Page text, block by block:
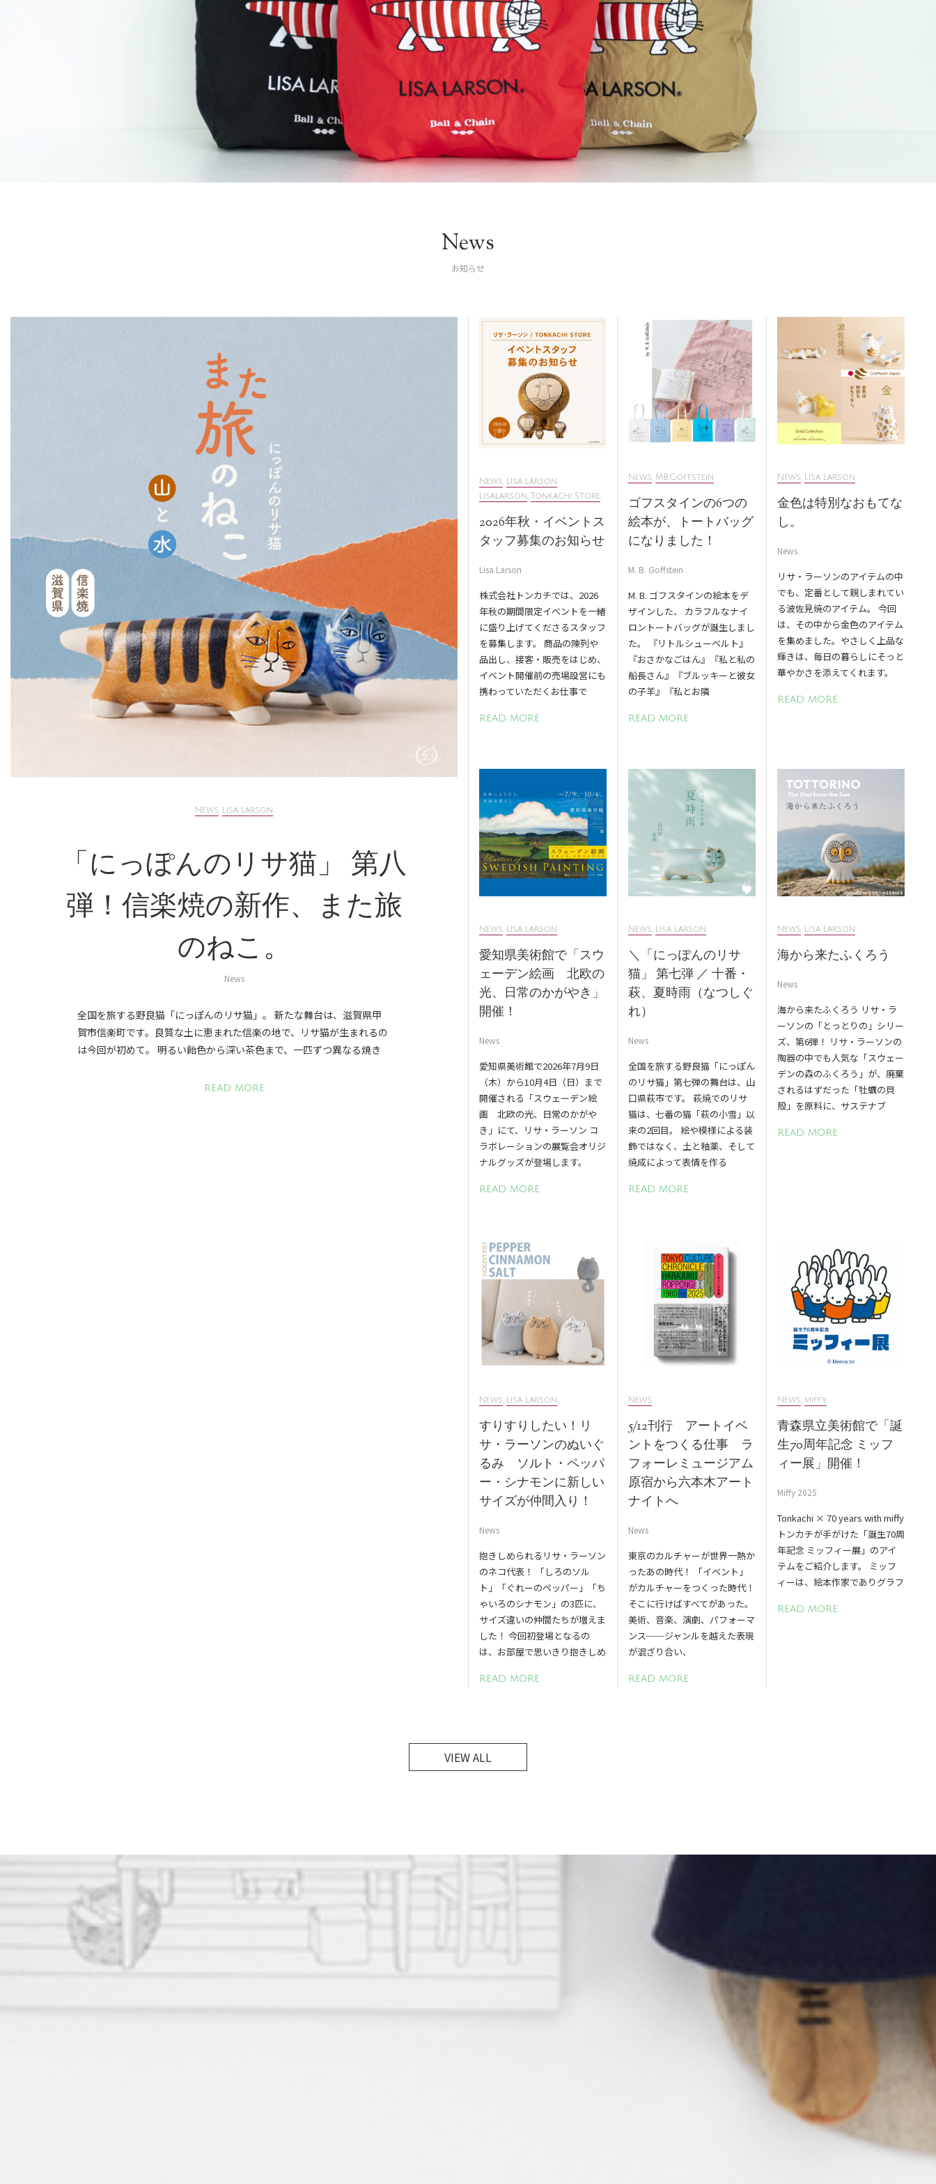
News
お知らせ
News, Lisa Larson
「にっぽんのリサ猫」 第八
弾！信楽焼の新作、また旅
のねこ。
News
全国を旅する野良猫「にっぽんのリサ猫」。 新たな舞台は、滋賀県甲
賀市信楽町です。良質な土に恵まれた信楽の地で、リサ猫が生まれるの
は今回が初めて。 明るい飴色から深い茶色まで、一匹ずつ異なる焼き
READ MORE
News, Lisa Larson,
LisaLarson, Tonkachi Store
2026年秋・イベントス
タッフ募集のお知らせ
Lisa Larson
株式会社トンカチでは、2026
年秋の期間限定イベントを一緒
に盛り上げてくださるスタッフ
を募集します。 商品の陳列や
品出し、接客・販売をはじめ、
イベント開催前の売場設営にも
携わっていただくお仕事で
READ MORE
News, M.B.Goffstein
ゴフスタインの6つの
絵本が、トートバッグ
になりました！
M. B. Goffstein
M. B. ゴフスタインの絵本をデ
ザインした、 カラフルなナイ
ロントートバッグが誕生しまし
た。 『リトルシューベルト』
『おさかなごはん』『私と私の
船長さん』『ブルッキーと彼女
の子羊』『私とお隣
READ MORE
News, Lisa Larson
金色は特別なおもてな
し。
News
リサ・ラーソンのアイテムの中
でも、定番として親しまれてい
る波佐見焼のアイテム。 今回
は、その中から金色のアイテム
を集めました。やさしく上品な
輝きは、毎日の暮らしにそっと
華やかさを添えてくれます。
READ MORE
News, Lisa Larson
愛知県美術館で「スウ
ェーデン絵画 北欧の
光、日常のかがやき」
開催！
News
愛知県美術館で2026年7月9日
（木）から10月4日（日）まで
開催される「スウェーデン絵
画 北欧の光、日常のかがや
き」にて、リサ・ラーソン コ
ラボレーションの展覧会オリジ
ナルグッズが登場します。
READ MORE
News, Lisa Larson
＼「にっぽんのリサ
猫」 第七弾 ／ 十番・
萩、夏時雨（なつしぐ
れ）
News
全国を旅する野良猫「にっぽん
のリサ猫」第七弾の舞台は、山
口県萩市です。 萩焼でのリサ
猫は、七番の猫「萩の小雪」以
来の2回目。 絵や模様による装
飾ではなく、土と釉薬、そして
焼成によって表情を作る
READ MORE
News, Lisa Larson
海から来たふくろう
News
海から来たふくろう リサ・ラ
ーソンの「とっとりの」シリー
ズ、第6弾！ リサ・ラーソンの
陶器の中でも人気な「スウェー
デンの森のふくろう」が、廃棄
されるはずだった「牡蠣の貝
殻」を原料に、サステナブ
READ MORE
News, Lisa Larson
すりすりしたい！リ
サ・ラーソンのぬいぐ
るみ ソルト・ペッパ
ー・シナモンに新しい
サイズが仲間入り！
News
抱きしめられるリサ・ラーソン
のネコ代表！ 「しろのソル
ト」「ぐれーのペッパー」「ち
ゃいろのシナモン」の3匹に、
サイズ違いの仲間たちが増えま
した！ 今回初登場となるの
は、お部屋で思いきり抱きしめ
READ MORE
News,
5/12刊行 アートイベ
ントをつくる仕事 ラ
フォーレミュージアム
原宿から六本木アート
ナイトへ
News
東京のカルチャーが世界一熱か
ったあの時代！ 「イベント」
がカルチャーをつくった時代！
そこに行けばすべてがあった。
美術、音楽、演劇、パフォーマ
ンス──ジャンルを越えた表現
が混ざり合い、
READ MORE
News, miffy
青森県立美術館で「誕
生70周年記念 ミッフ
ィー展」開催！
Miffy 2025
Tonkachi × 70 years with miffy
トンカチが手がけた「誕生70周
年記念 ミッフィー展」のアイ
テムをご紹介します。 ミッフ
ィーは、絵本作家でありグラフ
READ MORE
VIEW ALL